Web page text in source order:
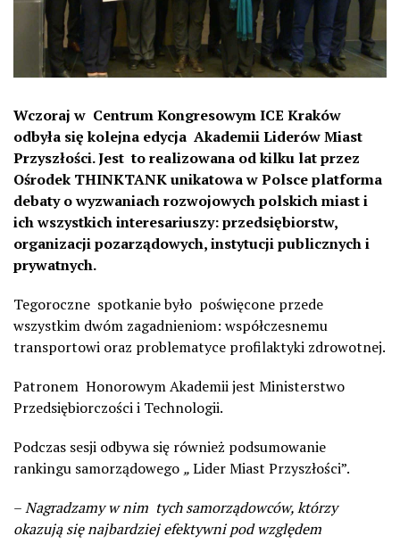
Wczoraj w Centrum Kongresowym ICE Kraków
odbyła się kolejna edycja Akademii Liderów Miast
Przyszłości. Jest to realizowana od kilku lat przez
Ośrodek THINKTANK unikatowa w Polsce platforma
debaty o wyzwaniach rozwojowych polskich miast i
ich wszystkich interesariuszy: przedsiębiorstw,
organizacji pozarządowych, instytucji publicznych i
prywatnych.
Tegoroczne spotkanie było poświęcone przede
wszystkim dwóm zagadnieniom: współczesnemu
transportowi oraz problematyce profilaktyki zdrowotnej.
Patronem Honorowym Akademii jest Ministerstwo
Przedsiębiorczości i Technologii.
Podczas sesji odbywa się również podsumowanie
rankingu samorządowego „Lider Miast Przyszłości”.
–Nagradzamy w nim tych samorządowców, którzy
okazują się najbardziej efektywni pod względem